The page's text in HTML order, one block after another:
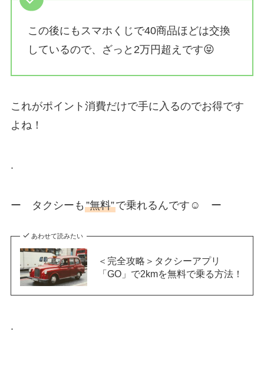
この後にもスマホくじで40商品ほどは交換
しているので、ざっと2万円超えです😝
これがポイント消費だけで手に入るのでお得です
よね！
.
ー タクシーも ”無料”で乗れるんです☺︎ ー
あわせて読みたい
＜完全攻略＞タクシーアプリ
「GO」で2kmを無料で乗る方法！
.